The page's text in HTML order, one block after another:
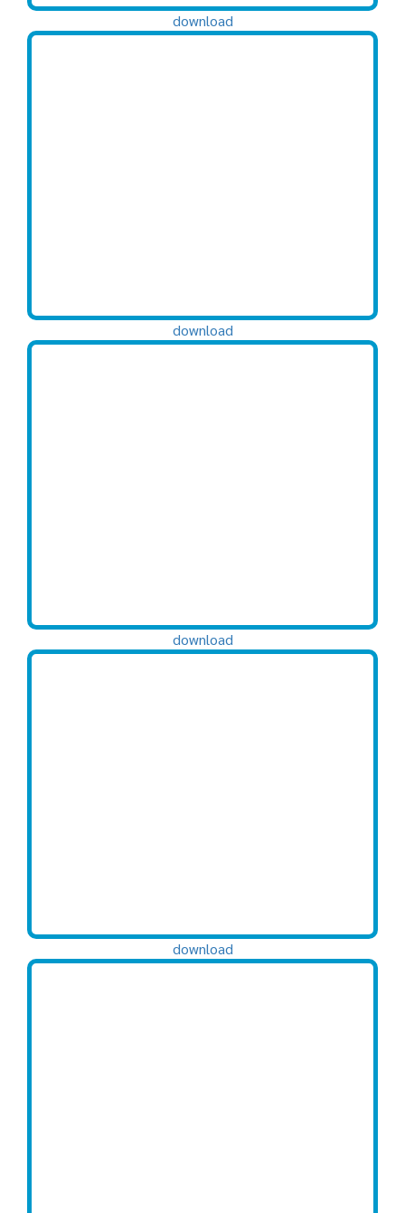
download
download
download
download